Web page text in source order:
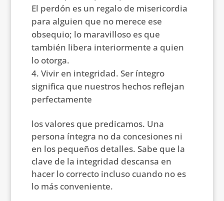
El perdón es un regalo de misericordia
para alguien que no merece ese
obsequio; lo maravilloso es que
también libera interiormente a quien
lo otorga.
Vivir en integridad. Ser íntegro
significa que nuestros hechos reflejan
perfectamente
los valores que predicamos. Una
persona íntegra no da concesiones ni
en los pequeños detalles. Sabe que la
clave de la integridad descansa en
hacer lo correcto incluso cuando no es
lo más conveniente.